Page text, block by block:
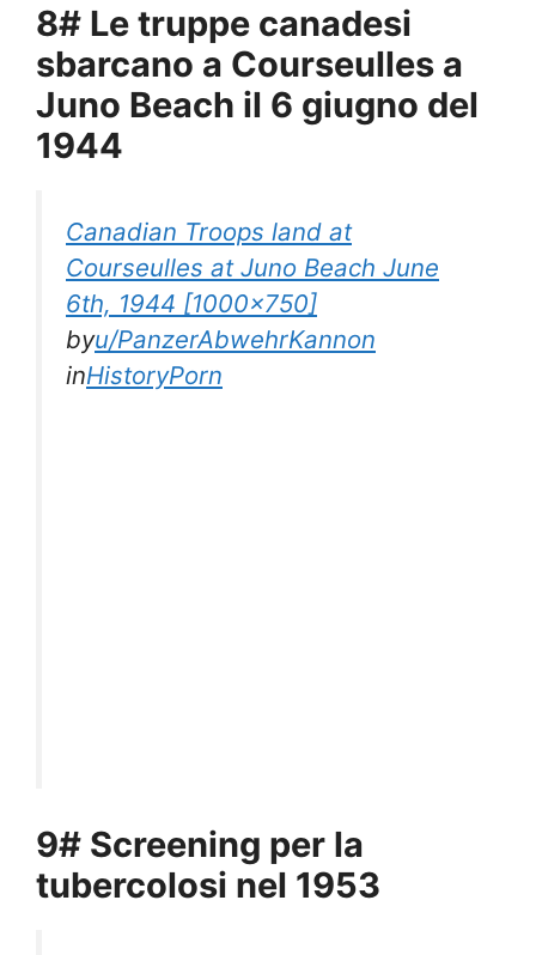
8# Le truppe canadesi
sbarcano a Courseulles a
Juno Beach il 6 giugno del
1944
Canadian Troops land at
Courseulles at Juno Beach June
6th, 1944 [1000×750]
byu/PanzerAbwehrKannon
inHistoryPorn
9# Screening per la
tubercolosi nel 1953